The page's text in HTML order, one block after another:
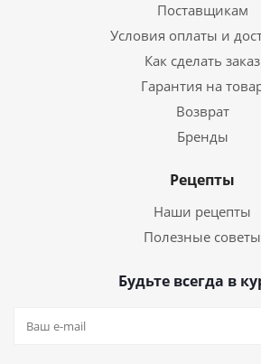
Поставщикам
Условия оплаты и
Как сделать заказ
Гарантия на
Возврат
Бренды
Рецепты
Наши рецепты
Полезные советы
Будьте всегда в